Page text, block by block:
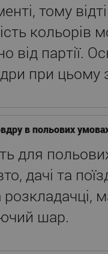
тому
кольорів
від партії.
при цьому
в польових
для
дачі та
шар.